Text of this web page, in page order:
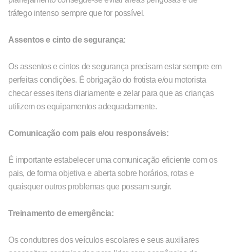
tráfego intenso sempre que for possível.
Assentos e cinto de segurança:
Os assentos e cintos de segurança precisam estar sempre em
perfeitas condições. É obrigação do frotista e/ou motorista
checar esses itens diariamente e zelar para que as crianças
utilizem os equipamentos adequadamente.
Comunicação com pais e/ou responsáveis:
É importante estabelecer uma comunicação eficiente com os
pais, de forma objetiva e aberta sobre horários, rotas e
quaisquer outros problemas que possam surgir.
Treinamento de emergência:
Os condutores dos veículos escolares e seus auxiliares